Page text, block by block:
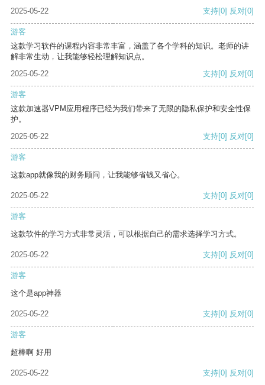
2025-05-22 支持[0] 反对[0]
游客
这款学习软件的课程内容非常丰富，涵盖了各个学科的知识。老师的讲
解非常生动，让我能够轻松理解知识点。
2025-05-22
支持[0] 反对[0]
游客
这款加速器VPM应用程序已经为我们带来了无限的隐私保护和安全性保
护。
2025-05-22
支持[0] 反对[0]
游客
这款app就像我的财务顾问，让我能够省钱又省心。
2025-05-22 支持[0] 反对[0]
游客
这款软件的学习方式非常灵活，可以根据自己的需求选择学习方式。
2025-05-22 支持[0] 反对[0]
游客
这个是app神器
2025-05-22 支持[0] 反对[0]
游客
超棒啊 好用
2025-05-22 支持[0] 反对[0]